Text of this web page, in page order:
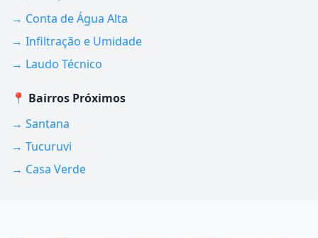
→ Conta de Água Alta
→ Infiltração e Umidade
→ Laudo Técnico
📍 Bairros Próximos
→ Santana
→ Tucuruvi
→ Casa Verde